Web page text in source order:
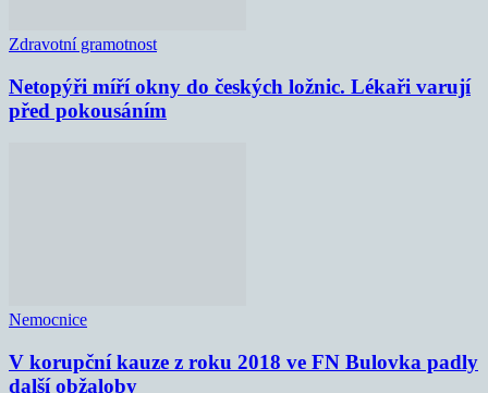
Zdravotní gramotnost
Netopýři míří okny do českých ložnic. Lékaři varují
před pokousáním
Nemocnice
V korupční kauze z roku 2018 ve FN Bulovka padly
další obžaloby